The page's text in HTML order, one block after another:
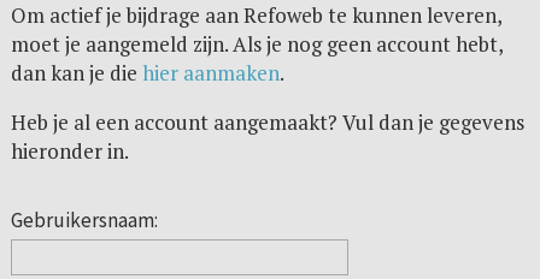
Om actief je bijdrage aan Refoweb te kunnen leveren,
moet je aangemeld zijn. Als je nog geen account hebt,
dan kan je die hier aanmaken.
Heb je al een account aangemaakt? Vul dan je gegevens
hieronder in.
Gebruikersnaam: